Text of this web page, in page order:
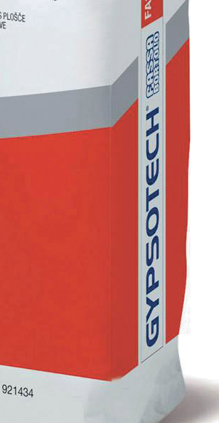
Sistema GYPSOTECH
GYPSOTECH®
Lastra in cartongesso